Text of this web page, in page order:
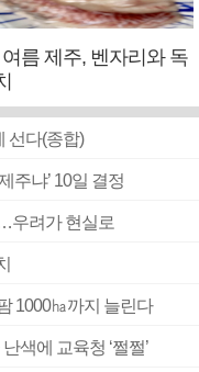
름 제주, 벤자리와 독
선다(종합)
주냐’ 10일 결정
우려가 현실로
1000㏊까지 늘린다
색에 교육청 ‘쩔쩔’